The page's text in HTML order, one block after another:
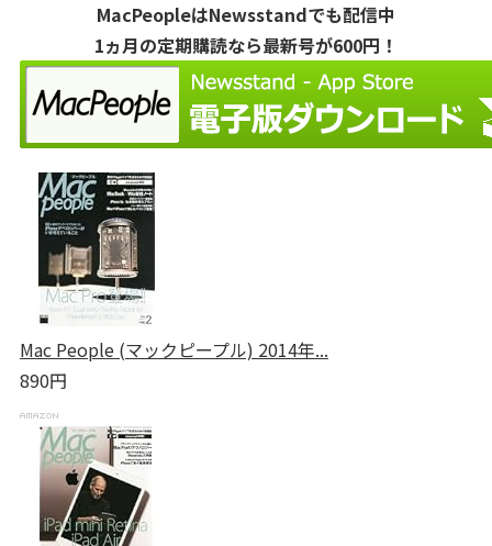
MacPeopleはNewsstandでも配信中
1ヵ月の定期購読なら最新号が600円！
Mac People (マックピープル) 2014年...
890円